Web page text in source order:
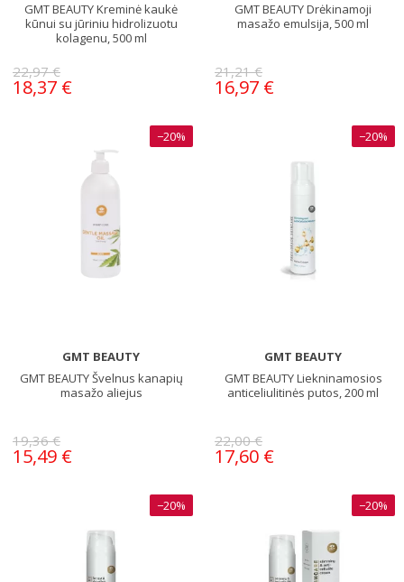
GMT BEAUTY Kreminė kaukė
kūnui su jūriniu hidrolizuotu
kolagenu, 500 ml
22,97 €
18,37 €
GMT BEAUTY Drėkinamoji
masažo emulsija, 500 ml
21,21 €
16,97 €
−20%
GMT BEAUTY
GMT BEAUTY Švelnus kanapių
masažo aliejus
19,36 €
15,49 €
−20%
GMT BEAUTY
GMT BEAUTY Liekninamosios
anticeliulitinės putos, 200 ml
22,00 €
17,60 €
−20% −20%